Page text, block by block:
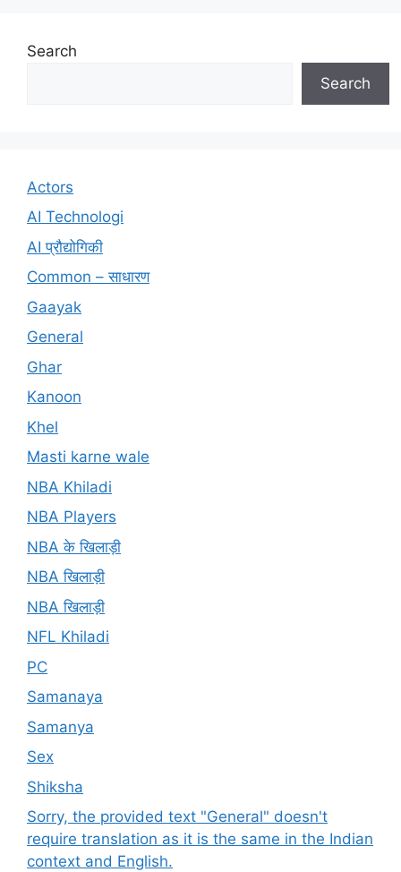
Search
Search
Actors
AI Technologi
AI प्रौद्योगिकी
Common – साधारण
Gaayak
General
Ghar
Kanoon
Khel
Masti karne wale
NBA Khiladi
NBA Players
NBA के खिलाड़ी
NBA खिलाड़ी
NBA खिलाड़ी
NFL Khiladi
PC
Samanaya
Samanya
Sex
Shiksha
Sorry, the provided text "General" doesn't
require translation as it is the same in the Indian
context and English.